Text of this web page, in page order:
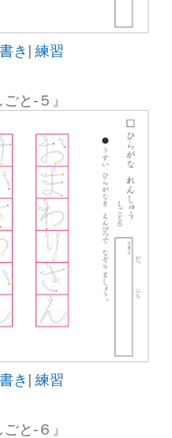
き 練習
と-５』
き | 練習
と-６』